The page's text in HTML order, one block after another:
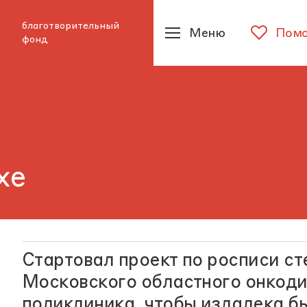
благотворительный
фонд
Меню
Стартовал проект по росписи
Московского областного